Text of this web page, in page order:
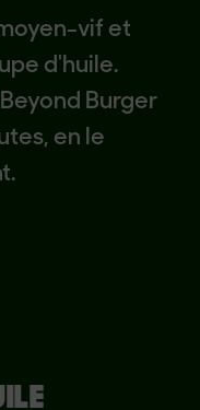
vif et
d'huile.
Burger
en le